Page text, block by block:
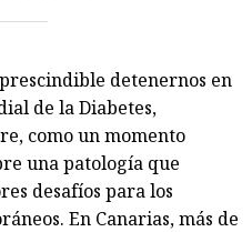
detenernos en
de la Diabetes,
como un momento
una patología que
desafíos para los
En Canarias, más de